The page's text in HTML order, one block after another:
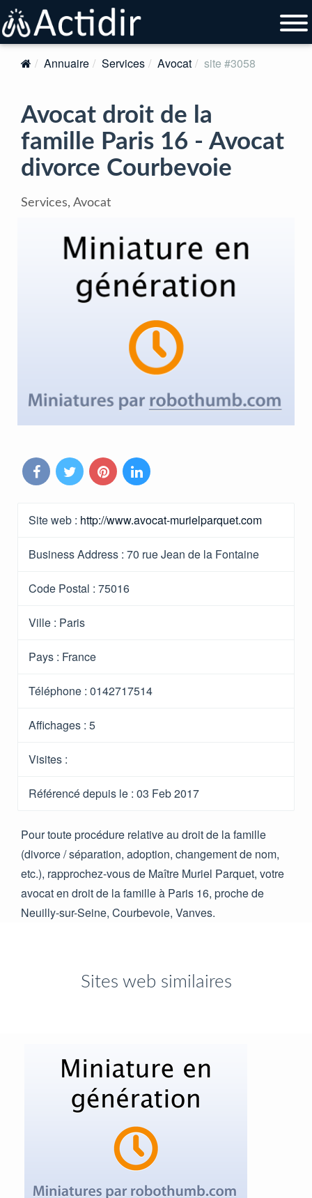
Annuaire Services Avocat site #3058
Avocat droit de la
famille Paris 16 - Avocat
divorce Courbevoie
Services, Avocat
Site web : http://www.avocat-murielparquet.com
Business Address : 70 rue Jean de la Fontaine
Code Postal : 75016
Ville : Paris
Pays : France
Téléphone : 0142717514
Affichages : 5
Visites :
Référencé depuis le : 03 Feb 2017
Pour toute procédure relative au droit de la famille
(divorce / séparation, adoption, changement de nom,
etc.), rapprochez-vous de Maître Muriel Parquet, votre
avocat en droit de la famille à Paris 16, proche de
Neuilly-sur-Seine, Courbevoie, Vanves.
Sites web similaires